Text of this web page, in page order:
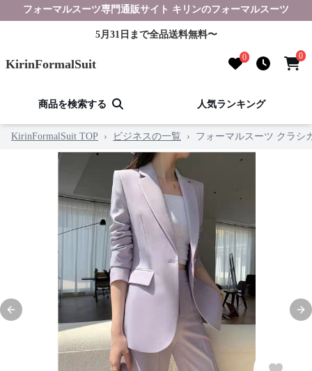
フォーマルスーツ専門通販サイト キリンのフォーマルスーツ
5月31日まで全品送料無料〜
KirinFormalSuit 0 0
商品を検索する 人気ランキング
KirinFormalSuit TOP › ビジネスの一覧 › フォーマルスーツ クラシ
Previous slide